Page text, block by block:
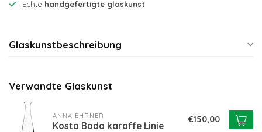
Echte handgefertigte glaskunst
Glaskunstbeschreibung
Verwandte Glaskunst
ANNA EHRNER
Kosta Boda karaffe Linie
€150,00